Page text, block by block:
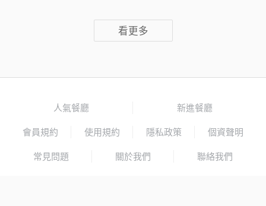
看更多
人氣餐廳 新進餐廳
會員規約 使用規約 隱私政策 個資聲明
常見問題 關於我們 聯絡我們